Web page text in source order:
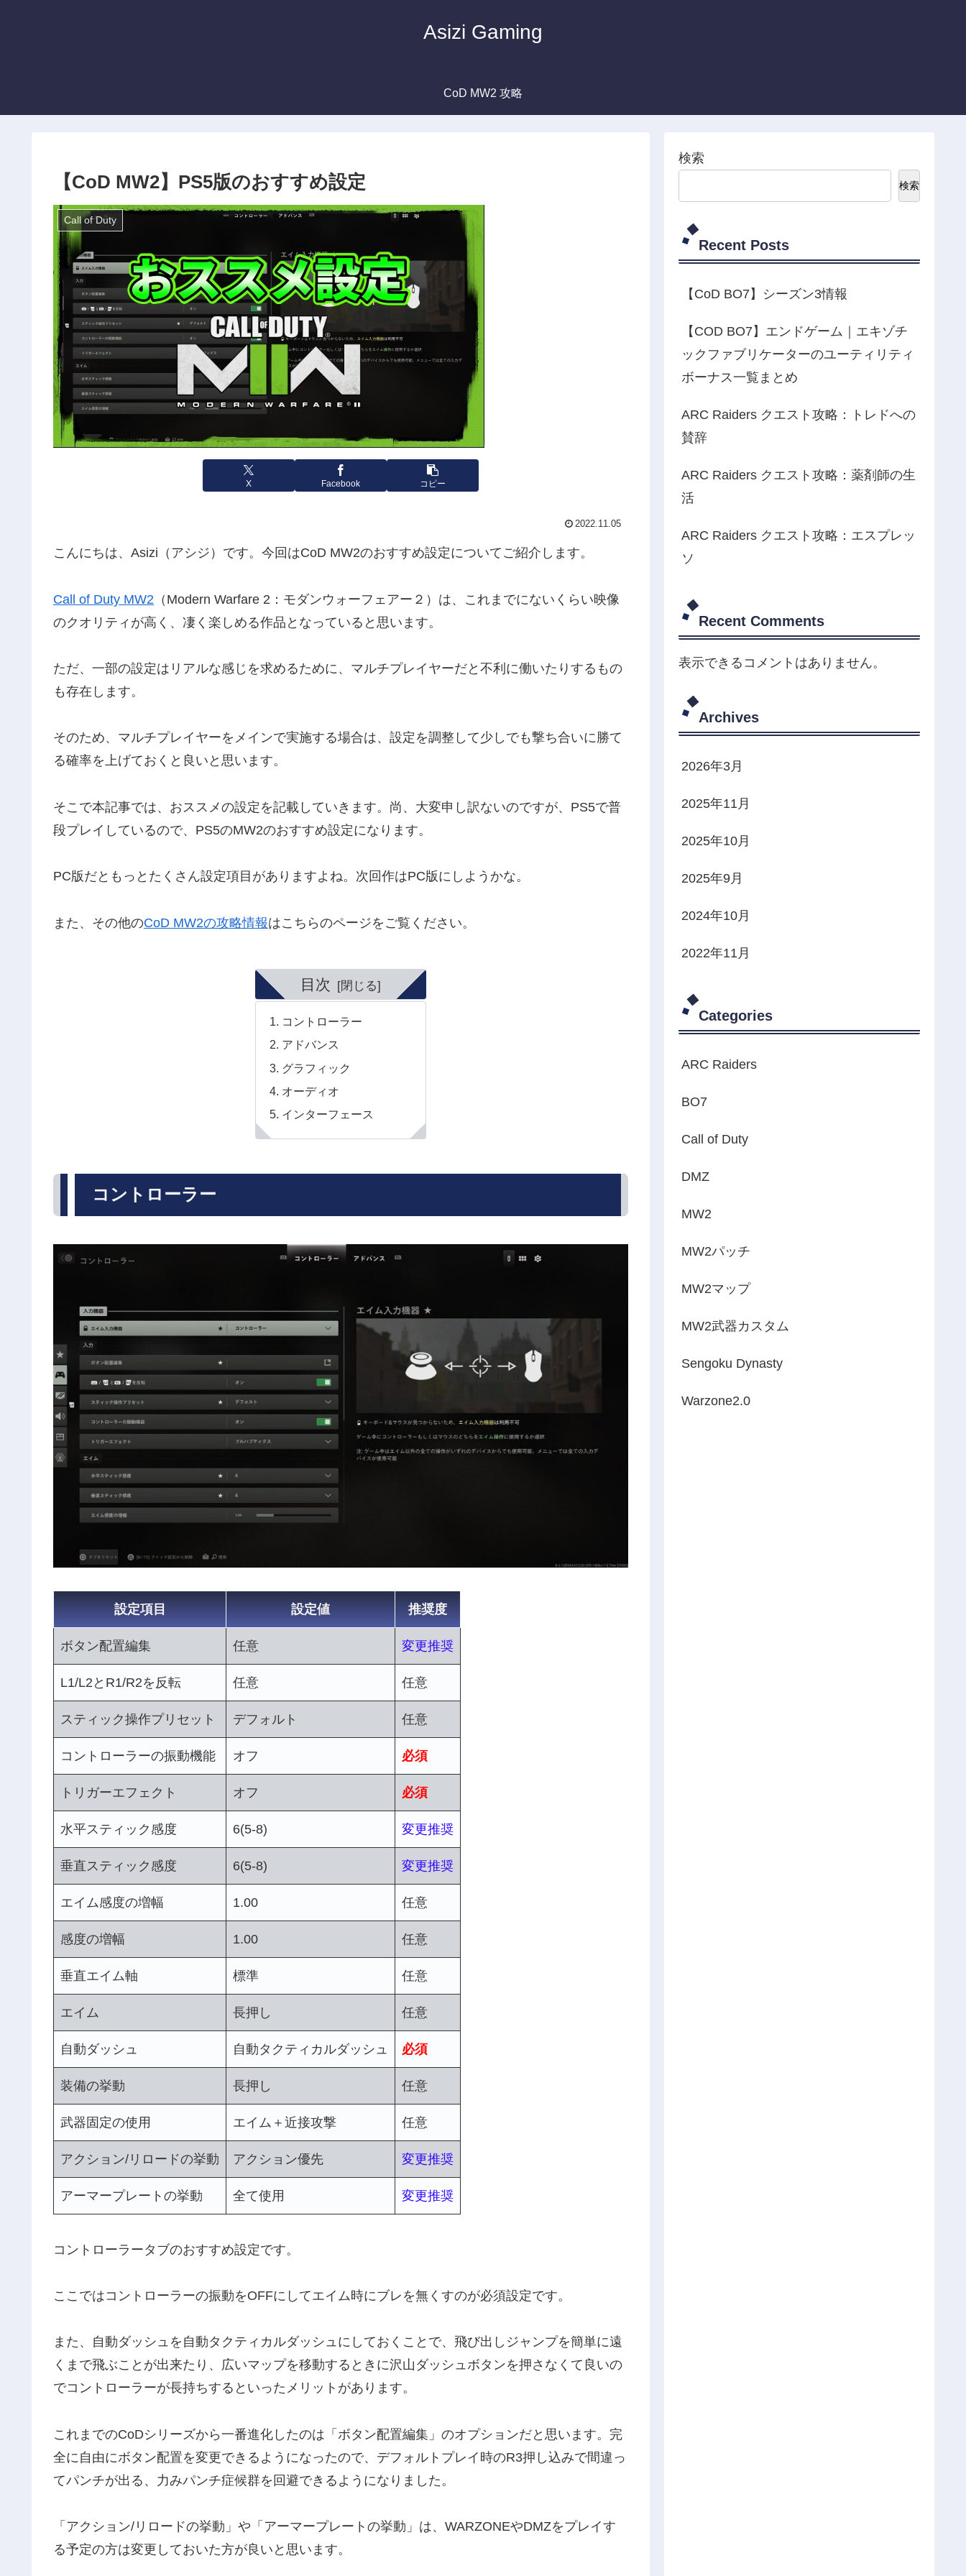
Asizi Gaming
CoD MW2 攻略
【CoD MW2】PS5版のおすすめ設定
Call of Duty
X Facebook コピー
2022.11.05
こんにちは、Asizi（アシジ）です。今回はCoD MW2のおすすめ設定についてご紹介します。
Call of Duty MW2 （Modern Warfare 2：モダンウォーフェアー２）は、これまでにないくらい映像
のクオリティが高く、凄く楽しめる作品となっていると思います。
ただ、一部の設定はリアルな感じを求めるために、マルチプレイヤーだと不利に働いたりするもの
も存在します。
そのため、マルチプレイヤーをメインで実施する場合は、設定を調整して少しでも撃ち合いに勝て
る確率を上げておくと良いと思います。
そこで本記事では、おススメの設定を記載していきます。尚、大変申し訳ないのですが、PS5で普
段プレイしているので、PS5のMW2のおすすめ設定になります。
PC版だともっとたくさん設定項目がありますよね。次回作はPC版にしようかな。
また、その他のCoD MW2の攻略情報はこちらのページをご覧ください。
目次
コントローラー
アドバンス
グラフィック
オーディオ
インターフェース
コントローラー
設定項目 設定値 推奨度
ボタン配置編集 任意 変更推奨
L1/L2とR1/R2を反転 任意 任意
スティック操作プリセット デフォルト 任意
コントローラーの振動機能 オフ 必須
トリガーエフェクト オフ 必須
水平スティック感度 6(5-8) 変更推奨
垂直スティック感度 6(5-8) 変更推奨
エイム感度の増幅 1.00 任意
感度の増幅 1.00 任意
垂直エイム軸 標準 任意
エイム 長押し 任意
自動ダッシュ 自動タクティカルダッシュ 必須
装備の挙動 長押し 任意
武器固定の使用 エイム＋近接攻撃 任意
アクション/リロードの挙動 アクション優先 変更推奨
アーマープレートの挙動 全て使用 変更推奨
コントローラータブのおすすめ設定です。
ここではコントローラーの振動をOFFにしてエイム時にブレを無くすのが必須設定です。
また、自動ダッシュを自動タクティカルダッシュにしておくことで、飛び出しジャンプを簡単に遠
くまで飛ぶことが出来たり、広いマップを移動するときに沢山ダッシュボタンを押さなくて良いの
でコントローラーが長持ちするといったメリットがあります。
これまでのCoDシリーズから一番進化したのは「ボタン配置編集」のオプションだと思います。完
全に自由にボタン配置を変更できるようになったので、デフォルトプレイ時のR3押し込みで間違っ
てパンチが出る、力みパンチ症候群を回避できるようになりました。
「アクション/リロードの挙動」や「アーマープレートの挙動」は、WARZONEやDMZをプレイす
る予定の方は変更しておいた方が良いと思います。
検索
検索
Recent Posts
【CoD BO7】シーズン3情報
【COD BO7】エンドゲーム｜エキゾチ
ックファブリケーターのユーティリティ
ボーナス一覧まとめ
ARC Raiders クエスト攻略：トレドへの
賛辞
ARC Raiders クエスト攻略：薬剤師の生
活
ARC Raiders クエスト攻略：エスプレッ
ソ
Recent Comments
表示できるコメントはありません。
Archives
2026年3月
2025年11月
2025年10月
2025年9月
2024年10月
2022年11月
Categories
ARC Raiders
BO7
Call of Duty
DMZ
MW2
MW2パッチ
MW2マップ
MW2武器カスタム
Sengoku Dynasty
Warzone2.0